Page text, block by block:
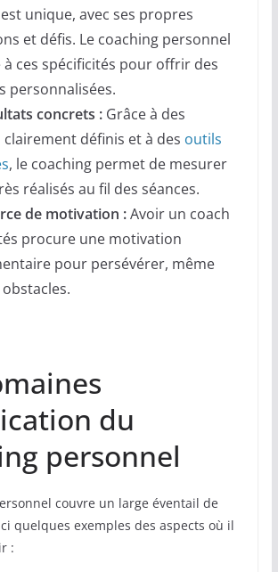
unique, avec ses propres
et défis. Le coaching personnel
à ces spécificités pour offrir des
personnalisées.
concrets :Grâce à des
définis et à des outils
, le coaching permet de mesurer
réalisés au fil des séances.
de motivation :Avoir un coach
procure une motivation
pour persévérer, même
du
personnel
couvre un large éventail de
quelques exemples des aspects où il
: